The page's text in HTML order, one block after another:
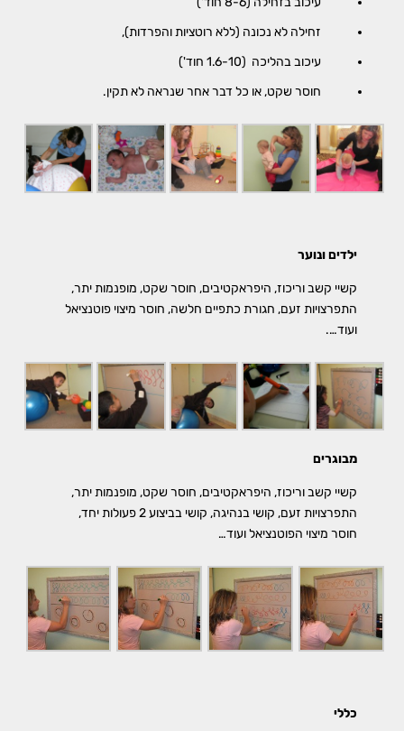
זחילה לא נכונה (ללא רוטציות והפרדות),
עיכוב בהליכה (1.6-10 חוד')
חוסר שקט, או כל דבר אחר שנראה לא תקין.
ילדים ונוער
קשיי קשב וריכוז, היפראקטיבים, חוסר שקט, מופנמות יתר,
התפרצויות זעם, חגורת כתפיים חלשה, חוסר מיצוי פוטנציאל
ועוד….
מבוגרים
קשיי קשב וריכוז, היפראקטיבים, חוסר שקט, מופנמות יתר,
התפרצויות זעם, קושי בנהיגה, קושי בביצוע 2 פעולות יחד,
חוסר מיצוי הפוטנציאל ועוד…
כללי